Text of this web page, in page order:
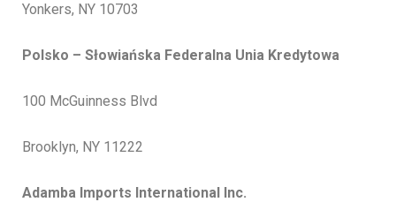
Yonkers, NY 10703
Polsko – Słowiańska Federalna Unia Kredytowa
100 McGuinness Blvd
Brooklyn, NY 11222
Adamba Imports International Inc.